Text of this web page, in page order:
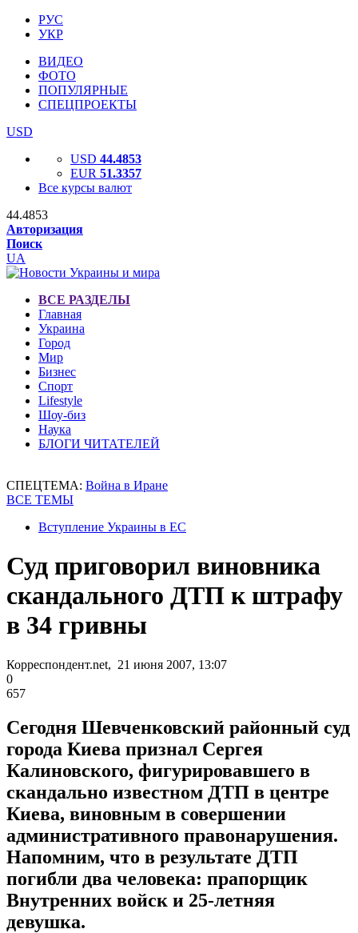
РУС
УКР
ВИДЕО
ФОТО
ПОПУЛЯРНЫЕ
СПЕЦПРОЕКТЫ
USD
USD 44.4853
EUR 51.3357
Все курсы валют
44.4853
Авторизация
Поиск
UA
ВСЕ РАЗДЕЛЫ
Главная
Украина
Город
Мир
Бизнес
Спорт
Lifestyle
Шоу-биз
Наука
БЛОГИ ЧИТАТЕЛЕЙ
СПЕЦТЕМА: Война в Иране
ВСЕ ТЕМЫ
Вступление Украины в ЕС
Суд приговорил виновника
скандального ДТП к штрафу
в 34 гривны
Корреспондент.net, 21 июня 2007, 13:07
0
657
Сегодня Шевченковский районный суд
города Киева признал Сергея
Калиновского, фигурировавшего в
скандально известном ДТП в центре
Киева, виновным в совершении
административного правонарушения.
Напомним, что в результате ДТП
погибли два человека: прапорщик
Внутренних войск и 25-летняя
девушка.